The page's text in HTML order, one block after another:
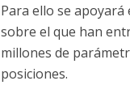
Para ello se
sobre el que han
millones de
posiciones.